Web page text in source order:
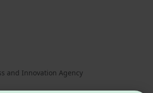
and Innovation Agency